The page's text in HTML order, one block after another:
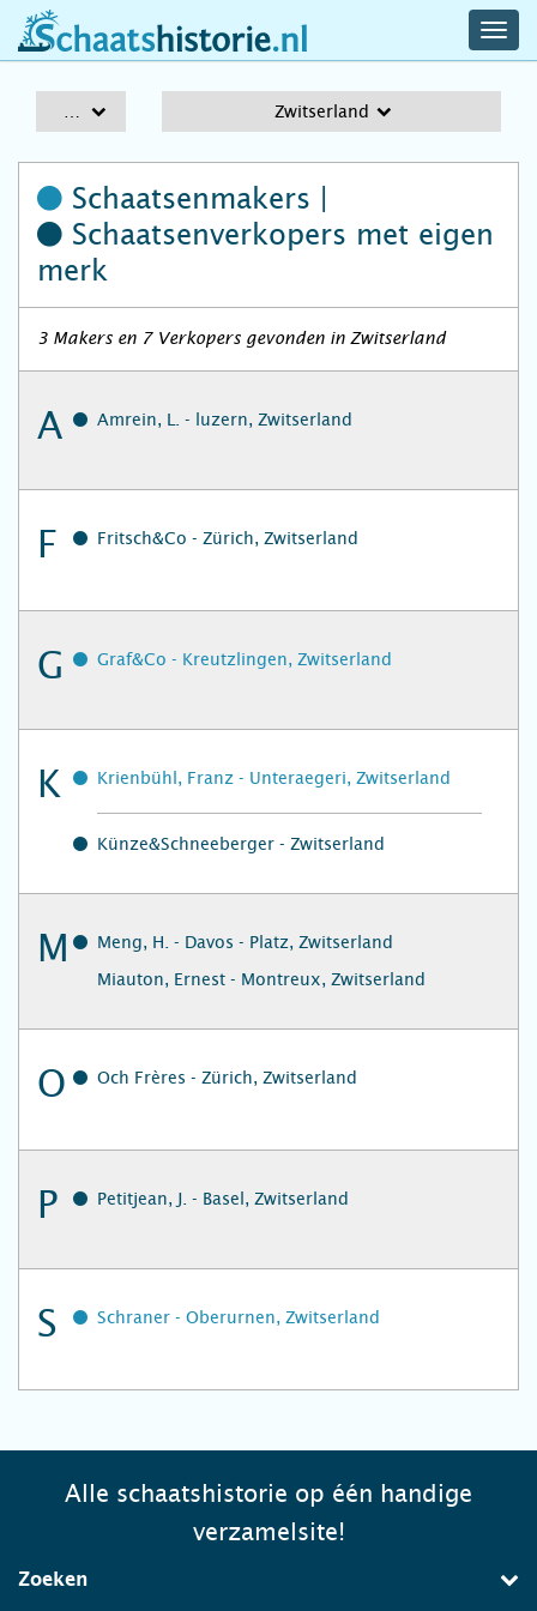
schaatshistorie.nl
Zwitserland
Schaatsenmakers |
Schaatsenverkopers met eigen
merk
3 Makers en 7 Verkopers gevonden in Zwitserland
A Amrein, L. - luzern, Zwitserland
F Fritsch&Co - Zürich, Zwitserland
G Graf&Co - Kreutzlingen, Zwitserland
K Krienbühl, Franz - Unteraegeri, Zwitserland
Künze&Schneeberger - Zwitserland
M
Meng, H. - Davos - Platz, Zwitserland
Miauton, Ernest - Montreux, Zwitserland
O Och Frères - Zürich, Zwitserland
P Petitjean, J. - Basel, Zwitserland
S Schraner - Oberurnen, Zwitserland
Alle schaatshistorie op één handige
verzamelsite!
Zoeken